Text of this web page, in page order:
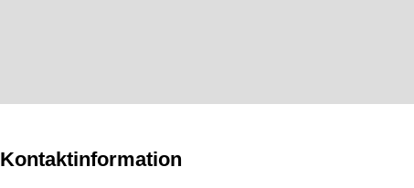
Kontaktinformation